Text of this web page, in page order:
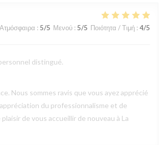
Ατμόσφαιρα : 5/5 Μενού: 5/5 Ποιότητα / Τιμή: 4/5
distingué.
Nous sommes ravis que vous ayez apprécié
du professionnalisme et de
de vous accueillir de nouveau à La